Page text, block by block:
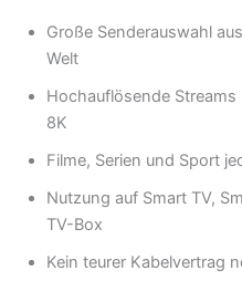
Große Senderauswahl
Welt
Hochauflösende Streams
8K
Filme, Serien und Sport
Nutzung auf Smart TV,
TV-Box
Kein teurer Kabelvertrag